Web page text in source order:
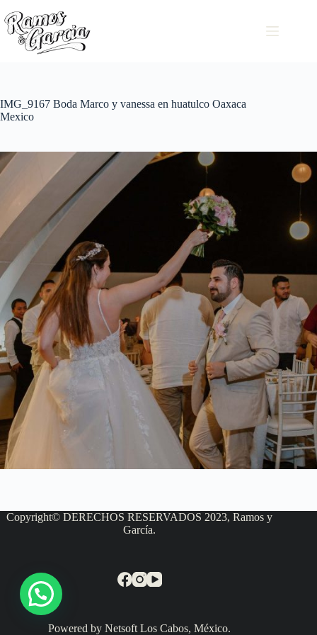
IMG_9167 Boda Marco y vanessa en huatulco Oaxaca
Mexico
Copyright© DERECHOS RESERVADOS 2023, Ramos y
García.
Powered by Netsoft Los Cabos, México.